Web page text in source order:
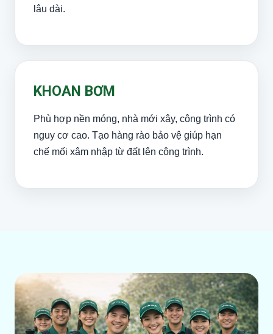
lâu dài.
KHOAN BƠM
Phù hợp nền móng, nhà mới xây, công trình có
nguy cơ cao. Tạo hàng rào bảo vệ giúp hạn
chế mối xâm nhập từ đất lên công trình.